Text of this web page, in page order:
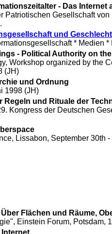
- Das Internet
Patriotischen Gesellschaft von
und
* Medien
- Political Authority on
, Workshop organized by the
(JH)
und Ordnung
1998 (JH)
Regeln und Rituale der
Kongress der Deutschen
Lissabon, September 30th -
Flächen und Räume,
Einstein Forum, Potsdam,